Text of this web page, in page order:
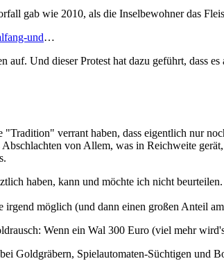
gab wie 2010, als die Inselbewohner das
und…
auf. Und dieser Protest hat dazu geführt, dass
verrant haben, dass eigentlich nur
von Allem, was in Reichweite
haben, kann und möchte ich nicht
irgend möglich (und dann einen großen Anteil
Wenn ein Wal 300 Euro (viel mehr
Goldgräbern, Spielautomaten-Süchtigen